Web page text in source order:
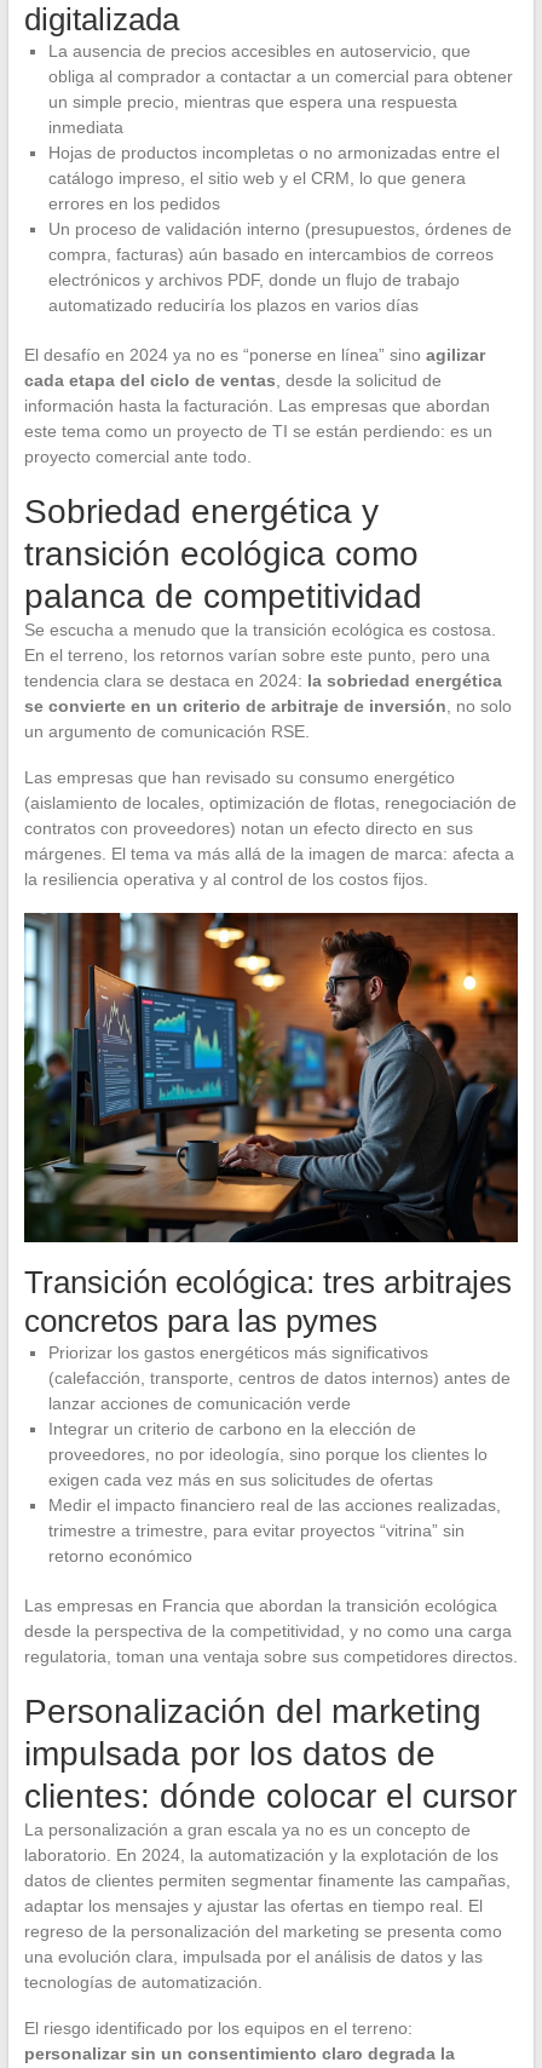
digitalizada
La ausencia de precios accesibles en autoservicio, que
obliga al comprador a contactar a un comercial para obtener
un simple precio, mientras que espera una respuesta
inmediata
Hojas de productos incompletas o no armonizadas entre el
catálogo impreso, el sitio web y el CRM, lo que genera
errores en los pedidos
Un proceso de validación interno (presupuestos, órdenes de
compra, facturas) aún basado en intercambios de correos
electrónicos y archivos PDF, donde un flujo de trabajo
automatizado reduciría los plazos en varios días
El desafío en 2024 ya no es “ponerse en línea” sino agilizar
cada etapa del ciclo de ventas , desde la solicitud de
información hasta la facturación. Las empresas que abordan
este tema como un proyecto de TI se están perdiendo: es un
proyecto comercial ante todo.
Sobriedad energética y
transición ecológica como
palanca de competitividad
Se escucha a menudo que la transición ecológica es costosa.
En el terreno, los retornos varían sobre este punto, pero una
tendencia clara se destaca en 2024: la sobriedad energética
se convierte en un criterio de arbitraje de inversión , no solo
un argumento de comunicación RSE.
Las empresas que han revisado su consumo energético
(aislamiento de locales, optimización de flotas, renegociación de
contratos con proveedores) notan un efecto directo en sus
márgenes. El tema va más allá de la imagen de marca: afecta a
la resiliencia operativa y al control de los costos fijos.
Transición ecológica: tres arbitrajes
concretos para las pymes
Priorizar los gastos energéticos más significativos
(calefacción, transporte, centros de datos internos) antes de
lanzar acciones de comunicación verde
Integrar un criterio de carbono en la elección de
proveedores, no por ideología, sino porque los clientes lo
exigen cada vez más en sus solicitudes de ofertas
Medir el impacto financiero real de las acciones realizadas,
trimestre a trimestre, para evitar proyectos “vitrina” sin
retorno económico
Las empresas en Francia que abordan la transición ecológica
desde la perspectiva de la competitividad, y no como una carga
regulatoria, toman una ventaja sobre sus competidores directos.
Personalización del marketing
impulsada por los datos de
clientes: dónde colocar el cursor
La personalización a gran escala ya no es un concepto de
laboratorio. En 2024, la automatización y la explotación de los
datos de clientes permiten segmentar finamente las campañas,
adaptar los mensajes y ajustar las ofertas en tiempo real. El
regreso de la personalización del marketing se presenta como
una evolución clara, impulsada por el análisis de datos y las
tecnologías de automatización.
El riesgo identificado por los equipos en el terreno:
personalizar sin un consentimiento claro degrada la